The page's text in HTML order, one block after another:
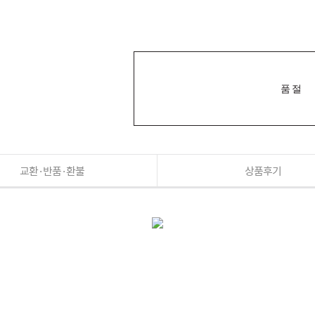
품절
교환·반품·환불 상품후기